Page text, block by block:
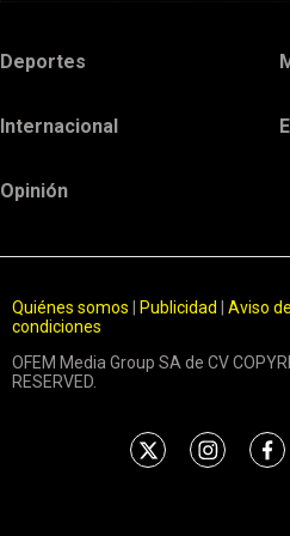
Deportes
Internacional
Opinión
Quiénes somos Publicidad Aviso
condiciones
OFEM Media Group SA de CV
RESERVED.
t
i
f